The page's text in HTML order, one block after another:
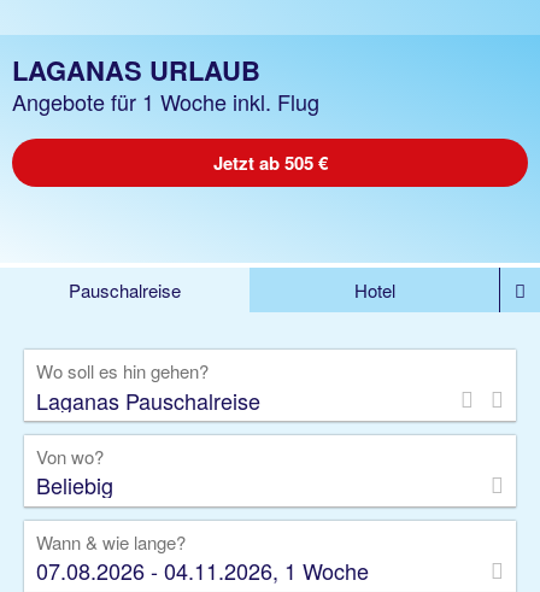
LAGANAS URLAUB
Angebote für 1 Woche inkl. Flug
Jetzt ab 505 €
Pauschalreise
Hotel
Rundreise
Kreuzfahrt
Gruppenreise
Camper Privattransfer
Wo soll es hin gehen?
Von wo?
Beliebig
Wann & wie lange?
07.08.2026 - 04.11.2026, 1 Woche